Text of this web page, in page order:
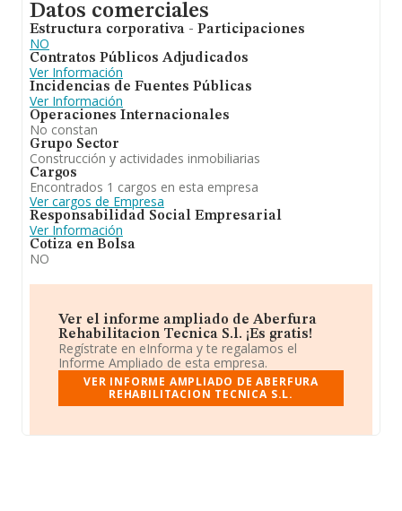
Datos comerciales
Estructura corporativa - Participaciones
NO
Contratos Públicos Adjudicados
Ver Información
Incidencias de Fuentes Públicas
Ver Información
Operaciones Internacionales
No constan
Grupo Sector
Construcción y actividades inmobiliarias
Cargos
Encontrados 1 cargos en esta empresa
Ver cargos de Empresa
Responsabilidad Social Empresarial
Ver Información
Cotiza en Bolsa
NO
Ver el informe ampliado de Aberfura
Rehabilitacion Tecnica S.l. ¡Es gratis!
Regístrate en eInforma y te regalamos el
Informe Ampliado de esta empresa.
VER INFORME AMPLIADO DE ABERFURA
REHABILITACION TECNICA S.L.